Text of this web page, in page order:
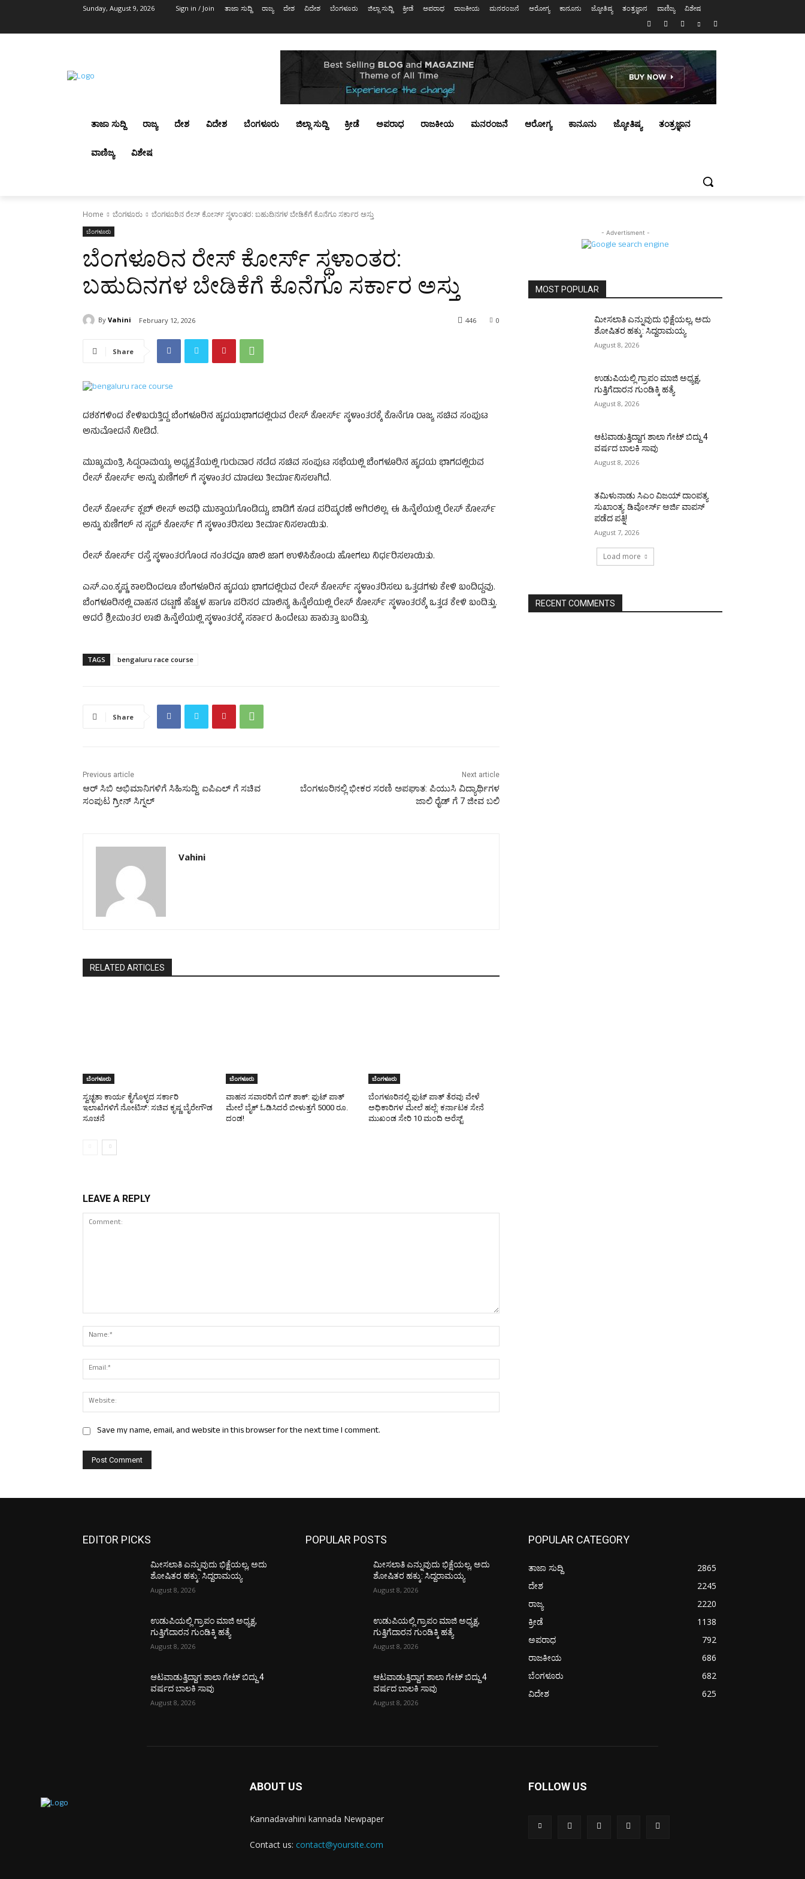
Sunday, August 9, 2026 Sign in / Join ತಾಜಾ ಸುದ್ದಿ ರಾಜ್ಯ ದೇಶ ವಿದೇಶ ಬೆಂಗಳೂರು ಜಿಲ್ಲಾ ಸುದ್ದಿ ಕ್ರೀಡೆ ಅಪರಾಧ ರಾಜಕೀಯ ಮನರಂಜನೆ ಆರೋಗ್ಯ ಕಾನೂನು ಜ್ಯೋತಿಷ್ಯ ತಂತ್ರಜ್ಞಾನ ವಾಣಿಜ್ಯ ವಿಶೇಷ
ತಾಜಾ ಸುದ್ದಿ ರಾಜ್ಯ ದೇಶ ವಿದೇಶ ಬೆಂಗಳೂರು ಜಿಲ್ಲಾ ಸುದ್ದಿ ಕ್ರೀಡೆ ಅಪರಾಧ ರಾಜಕೀಯ ಮನರಂಜನೆ ಆರೋಗ್ಯ ಕಾನೂನು ಜ್ಯೋತಿಷ್ಯ ತಂತ್ರಜ್ಞಾನ
ವಾಣಿಜ್ಯ ವಿಶೇಷ
Home ಬೆಂಗಳೂರು ಬೆಂಗಳೂರಿನ ರೇಸ್ ಕೋರ್ಸ್ ಸ್ಥಳಾಂತರ: ಬಹುದಿನಗಳ ಬೇಡಿಕೆಗೆ ಕೊನೆಗೂ ಸರ್ಕಾರ ಅಸ್ತು
ಬೆಂಗಳೂರು
ಬೆಂಗಳೂರಿನ ರೇಸ್ ಕೋರ್ಸ್ ಸ್ಥಳಾಂತರ:
ಬಹುದಿನಗಳ ಬೇಡಿಕೆಗೆ ಕೊನೆಗೂ ಸರ್ಕಾರ ಅಸ್ತು
By Vahini February 12, 2026 0
446
Share
ದಶಕಗಳಿಂದ ಕೇಳಿಬರುತ್ತಿದ್ದ ಬೆಂಗಳೂರಿನ ಹೃದಯಭಾಗದಲ್ಲಿರುವ ರೇಸ್ ಕೋರ್ಸ್ ಸ್ಥಳಾಂತರಕ್ಕೆ ಕೊನೆಗೂ ರಾಜ್ಯ ಸಚಿವ ಸಂಪುಟ
ಅನುಮೋದನೆ ನೀಡಿದೆ.
ಮುಖ್ಯಮಂತ್ರಿ ಸಿದ್ದರಾಮಯ್ಯ ಅಧ್ಯಕ್ಷತೆಯಲ್ಲಿ ಗುರುವಾರ ನಡೆದ ಸಚಿವ ಸಂಪುಟ ಸಭೆಯಲ್ಲಿ ಬೆಂಗಳೂರಿನ ಹೃದಯ ಭಾಗದಲ್ಲಿರುವ
ರೇಸ್ ಕೋರ್ಸ್ ಅನ್ನು ಕುಣಿಗಲ್ ಗೆ ಸ್ಥಳಾಂತರ ಮಾಡಲು ತೀರ್ಮಾನಿಸಲಾಗಿದೆ.
ರೇಸ್ ಕೋರ್ಸ್ ಕ್ಲಬ್ ಲೀಸ್ ಅವಧಿ ಮುಕ್ತಾಯಗೊಂಡಿದ್ದು, ಬಾಡಿಗೆ ಕೂಡ ಪರಿಷ್ಕರಣೆ ಆಗಿರಲಿಲ್ಲ. ಈ ಹಿನ್ನೆಲೆಯಲ್ಲಿ ರೇಸ್ ಕೋರ್ಸ್
ಅನ್ನು ಕುಣಿಗಲ್ ನ ಸ್ಟಫ್ ಕೋರ್ಸ್ ಗೆ ಸ್ಥಳಾಂತರಿಸಲು ತೀರ್ಮಾನಿಸಲಾಯಿತು.
ರೇಸ್ ಕೋರ್ಸ್ ರಸ್ತೆ ಸ್ಥಳಾಂತರಗೊಂಡ ನಂತರವೂ ಖಾಲಿ ಜಾಗ ಉಳಿಸಿಕೊಂಡು ಹೋಗಲು ನಿರ್ಧರಿಸಲಾಯಿತು.
ಎಸ್.ಎಂ.ಕೃಷ್ಣ ಕಾಲದಿಂದಲೂ ಬೆಂಗಳೂರಿನ ಹೃದಯ ಭಾಗದಲ್ಲಿರುವ ರೇಸ್ ಕೋರ್ಸ್ ಸ್ಥಳಾಂತರಿಸಲು ಒತ್ತಡಗಳು ಕೇಳಿ ಬಂದಿದ್ದವು.
ಬೆಂಗಳೂರಿನಲ್ಲಿ ವಾಹನ ದಟ್ಟಣೆ ಹೆಚ್ಚಳ ಹಾಗೂ ಪರಿಸರ ಮಾಲಿನ್ಯ ಹಿನ್ನೆಲೆಯಲ್ಲಿ ರೇಸ್ ಕೋರ್ಸ್ ಸ್ಥಳಾಂತರಕ್ಕೆ ಒತ್ತಡ ಕೇಳಿ ಬಂದಿತ್ತು.
ಆದರೆ ಶ್ರೀಮಂತರ ಲಾಬಿ ಹಿನ್ನೆಲೆಯಲ್ಲಿ ಸ್ಥಳಾಂತರಕ್ಕೆ ಸರ್ಕಾರ ಹಿಂದೇಟು ಹಾಕುತ್ತಾ ಬಂದಿತ್ತು.
TAGS bengaluru race course
Share
Previous article
ಆರ್ ಸಿಬಿ ಅಭಿಮಾನಿಗಳಿಗೆ ಸಿಹಿಸುದ್ದಿ: ಐಪಿಎಲ್ ಗೆ ಸಚಿವ
ಸಂಪುಟ ಗ್ರೀನ್ ಸಿಗ್ನಲ್
Next article
ಬೆಂಗಳೂರಿನಲ್ಲಿ ಭೀಕರ ಸರಣಿ ಅಪಘಾತ: ಪಿಯುಸಿ ವಿದ್ಯಾರ್ಥಿಗಳ
ಜಾಲಿ ರೈಡ್‌ ಗೆ 7 ಜೀವ ಬಲಿ
Vahini
RELATED ARTICLES
ಬೆಂಗಳೂರು
ಸ್ವಚ್ಛತಾ ಕಾರ್ಯ ಕೈಗೊಳ್ಳದ ಸರ್ಕಾರಿ
ಇಲಾಖೆಗಳಿಗೆ ನೋಟಿಸ್: ಸಚಿವ ಕೃಷ್ಣ ಬೈರೇಗೌಡ
ಸೂಚನೆ
ಬೆಂಗಳೂರು
ವಾಹನ ಸವಾರರಿಗೆ ಬಿಗ್ ಶಾಕ್: ಫುಟ್ ಪಾತ್
ಮೇಲೆ ಬೈಕ್ ಓಡಿಸಿದರೆ ಬೀಳುತ್ತಗೆ 5000 ರೂ.
ದಂಡ!
ಬೆಂಗಳೂರು
ಬೆಂಗಳೂರಿನಲ್ಲಿ ಫುಟ್ ಪಾತ್ ತೆರವು ವೇಳೆ
ಅಧಿಕಾರಿಗಳ ಮೇಲೆ ಹಲ್ಲೆ: ಕರ್ನಾಟಕ ಸೇನೆ
ಮುಖಂಡ ಸೇರಿ 10 ಮಂದಿ ಅರೆಸ್ಟ್
LEAVE A REPLY
Save my name, email, and website in this browser for the next time I comment.
- Advertisment -
MOST POPULAR
ಮೀಸಲಾತಿ ಎನ್ನುವುದು ಭಿಕ್ಷೆಯಲ್ಲ, ಅದು
ಶೋಷಿತರ ಹಕ್ಕು: ಸಿದ್ದರಾಮಯ್ಯ
August 8, 2026
ಉಡುಪಿಯಲ್ಲಿ ಗ್ರಾಪಂ ಮಾಜಿ ಅಧ್ಯಕ್ಷ,
ಗುತ್ತಿಗೆದಾರನ ಗುಂಡಿಕ್ಕಿ ಹತ್ಯೆ
August 8, 2026
ಆಟವಾಡುತ್ತಿದ್ದಾಗ ಶಾಲಾ ಗೇಟ್‌ ಬಿದ್ದು 4
ವರ್ಷದ ಬಾಲಕಿ ಸಾವು
August 8, 2026
ತಮಿಳುನಾಡು ಸಿಎಂ ವಿಜಯ್‌ ದಾಂಪತ್ಯ
ಸುಖಾಂತ್ಯ: ಡಿವೋರ್ಸ್‌ ಅರ್ಜಿ ವಾಪಸ್‌
ಪಡೆದ ಪತ್ನಿ!
August 7, 2026
Load more
RECENT COMMENTS
EDITOR PICKS
ಮೀಸಲಾತಿ ಎನ್ನುವುದು ಭಿಕ್ಷೆಯಲ್ಲ, ಅದು
ಶೋಷಿತರ ಹಕ್ಕು: ಸಿದ್ದರಾಮಯ್ಯ
August 8, 2026
ಉಡುಪಿಯಲ್ಲಿ ಗ್ರಾಪಂ ಮಾಜಿ ಅಧ್ಯಕ್ಷ,
ಗುತ್ತಿಗೆದಾರನ ಗುಂಡಿಕ್ಕಿ ಹತ್ಯೆ
August 8, 2026
ಆಟವಾಡುತ್ತಿದ್ದಾಗ ಶಾಲಾ ಗೇಟ್‌ ಬಿದ್ದು 4
ವರ್ಷದ ಬಾಲಕಿ ಸಾವು
August 8, 2026
POPULAR POSTS
ಮೀಸಲಾತಿ ಎನ್ನುವುದು ಭಿಕ್ಷೆಯಲ್ಲ, ಅದು
ಶೋಷಿತರ ಹಕ್ಕು: ಸಿದ್ದರಾಮಯ್ಯ
August 8, 2026
ಉಡುಪಿಯಲ್ಲಿ ಗ್ರಾಪಂ ಮಾಜಿ ಅಧ್ಯಕ್ಷ,
ಗುತ್ತಿಗೆದಾರನ ಗುಂಡಿಕ್ಕಿ ಹತ್ಯೆ
August 8, 2026
ಆಟವಾಡುತ್ತಿದ್ದಾಗ ಶಾಲಾ ಗೇಟ್‌ ಬಿದ್ದು 4
ವರ್ಷದ ಬಾಲಕಿ ಸಾವು
August 8, 2026
POPULAR CATEGORY
ತಾಜಾ ಸುದ್ದಿ
2865
ದೇಶ
2245
ರಾಜ್ಯ
2220
ಕ್ರೀಡೆ
1138
ಅಪರಾಧ
792
ರಾಜಕೀಯ
686
ಬೆಂಗಳೂರು
682
ವಿದೇಶ
625
ABOUT US
Kannadavahini kannada Newpaper
Contact us: contact@yoursite.com
FOLLOW US